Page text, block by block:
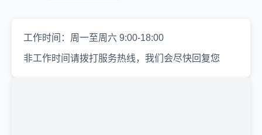
工作时间：周一至周六 9:00-18:00
非工作时间请拨打服务热线，我们会尽快回复您